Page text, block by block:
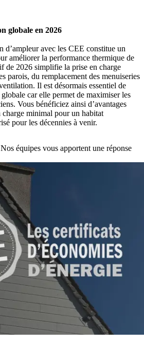
globale en 2026
d’ampleur avec les CEE constitue un
améliorer la performance thermique de
de 2026 simplifie la prise en charge
parois, du remplacement des menuiseries
Il est désormais essentiel de
car elle permet de maximiser les
Vous bénéficiez ainsi d’avantages
charge minimal pour un habitat
pour les décennies à venir.
Nos équipes vous apportent une réponse